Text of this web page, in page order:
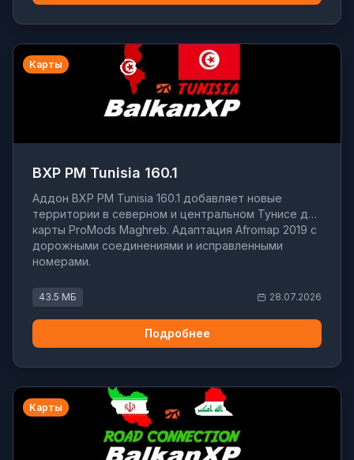
Карты
BXP PM Tunisia 160.1
Аддон BXP PM Tunisia 160.1 добавляет новые
территории в северном и центральном Тунисе для
карты ProMods Maghreb. Адаптация Afromap 2019 с
дорожными соединениями и исправленными
номерами.
43.5 МБ 28.07.2026
Подробнее
Карты